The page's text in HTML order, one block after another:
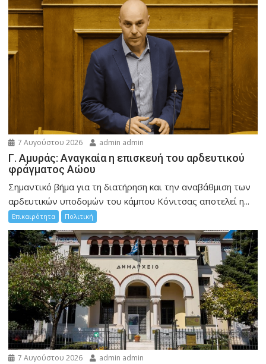
7 Αυγούστου 2026 admin admin
Γ. Αμυράς: Αναγκαία η επισκευή του αρδευτικού
φράγματος Αώου
Σημαντικό βήμα για τη διατήρηση και την αναβάθμιση των
αρδευτικών υποδομών του κάμπου Κόνιτσας αποτελεί η...
Επικαιρότητα Πολιτική
7 Αυγούστου 2026 admin admin